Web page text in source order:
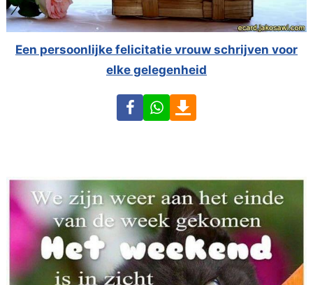
Een persoonlijke felicitatie vrouw schrijven voor
elke gelegenheid
FacebookWhatsApp